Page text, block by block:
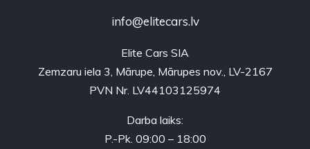
info@elitecars.lv
Elite Cars SIA
Zemzaru iela 3, Mārupe, Mārupes nov., LV-2167
PVN Nr. LV44103125974
Darba laiks:
P.-Pk. 09:00 – 18:00